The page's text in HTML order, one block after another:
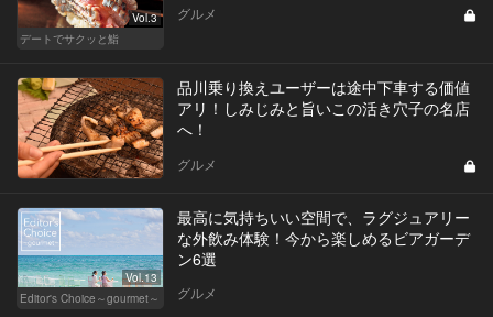
Vol.3
デートでサクッと鮨
グルメ
品川乗り換えユーザーは途中下車する価値
アリ！しみじみと旨いこの活き穴子の名店
へ！
グルメ
Vol.13
Editor's Choice～gourmet～
最高に気持ちいい空間で、ラグジュアリー
な外飲み体験！今から楽しめるビアガーデ
ン6選
グルメ